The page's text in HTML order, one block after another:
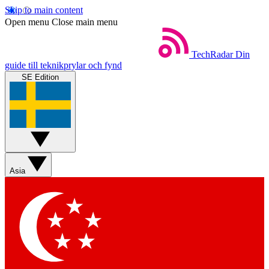
Skip to main content
Open menu Close main menu
TechRadar Din
guide till teknikprylar och fynd
SE Edition
Asia